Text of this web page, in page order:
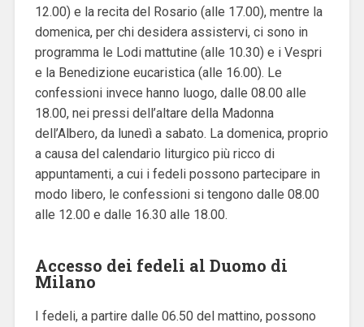
12.00) e la recita del Rosario (alle 17.00), mentre la
domenica, per chi desidera assistervi, ci sono in
programma le Lodi mattutine (alle 10.30) e i Vespri
e la Benedizione eucaristica (alle 16.00). Le
confessioni invece hanno luogo, dalle 08.00 alle
18.00, nei pressi dell’altare della Madonna
dell’Albero, da lunedì a sabato. La domenica, proprio
a causa del calendario liturgico più ricco di
appuntamenti, a cui i fedeli possono partecipare in
modo libero, le confessioni si tengono dalle 08.00
alle 12.00 e dalle 16.30 alle 18.00.
Accesso dei fedeli al Duomo di
Milano
I fedeli, a partire dalle 06.50 del mattino, possono